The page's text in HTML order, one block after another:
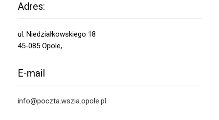
Adres:
ul. Niedziałkowskiego 18
45-085 Opole,
E-mail
info@poczta.wszia.opole.pl